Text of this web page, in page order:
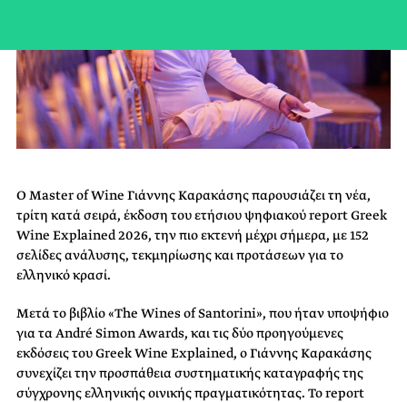
Ο Master of Wine Γιάννης Καρακάσης παρουσιάζει τη νέα,
τρίτη κατά σειρά, έκδοση του ετήσιου ψηφιακού report Greek
Wine Explained 2026, την πιο εκτενή μέχρι σήμερα, με 152
σελίδες ανάλυσης, τεκμηρίωσης και προτάσεων για το
ελληνικό κρασί.
Μετά το βιβλίο «The Wines of Santorini», που ήταν υποψήφιο
για τα André Simon Awards, και τις δύο προηγούμενες
εκδόσεις του Greek Wine Explained, ο Γιάννης Καρακάσης
συνεχίζει την προσπάθεια συστηματικής καταγραφής της
σύγχρονης ελληνικής οινικής πραγματικότητας. Το report